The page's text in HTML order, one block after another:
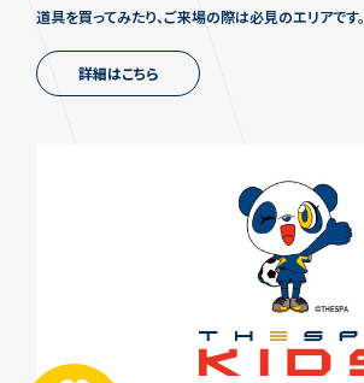
道具を買ってみたり、ご来場の際は必見のエリアです。
詳細はこちら